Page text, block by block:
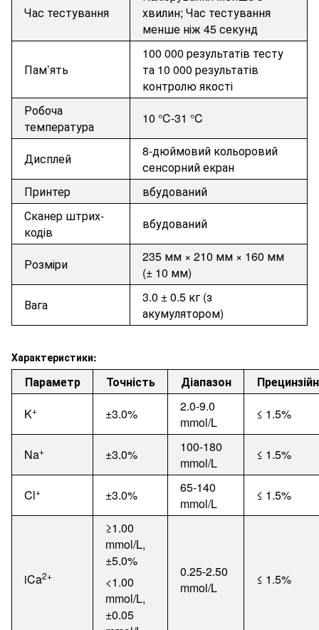
Час тестування
хвилин; Час тестування
менше ніж 45 секунд
Пам’ять
100 000результатів тесту
та 10 000результатів
контролю якості
Робоча
температура
10 °C-31 °C
Дисплей 8-дюймовий кольоровий
сенсорний екран
Принтер
вбудований
Сканер штрих-
кодів
вбудований
Розміри 235 мм × 210 мм × 160 мм
(± 10 мм)
Вага
3.0 ± 0.5 кг (з
акумулятором)
Характеристики:
Параметр Точність Діапазон
K+ ±3.0% 2.0-9.0
mmol/L
≤ 1.5%
Na+ ±3.0%
100-180
mmol/L
≤ 1.5%
Cl+ ±3.0%
65-140
mmol/L
≤ 1.5%
iCa2+
≥1.00
mmol/L,
±5.0%
<1.00
mmol/L,
±0.05
0.25-2.50
mmol/L
≤ 1.5%